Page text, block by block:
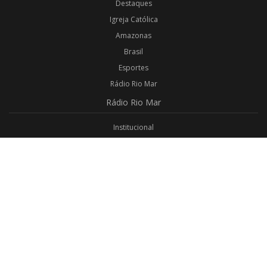
Destaques
Igreja Católica
Amazonas
Brasil
Esportes
Rádio Rio Mar
Rádio Rio Mar
Institucional